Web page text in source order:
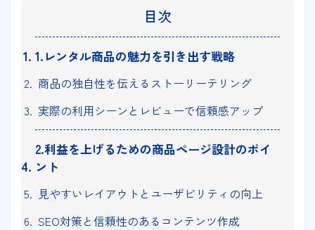
目次
1.レンタル商品の魅力を引き出す戦略
商品の独自性を伝えるストーリーテリング
実際の利用シーンとレビューで信頼感アップ
2.利益を上げるための商品ページ設計のポイ
ント
見やすいレイアウトとユーザビリティの向上
SEO対策と信頼性のあるコンテンツ作成